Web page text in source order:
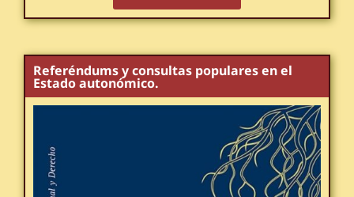
Referéndums y consultas populares en el
Estado autonómico.